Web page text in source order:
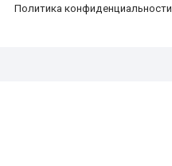
Политика конфиденциальности